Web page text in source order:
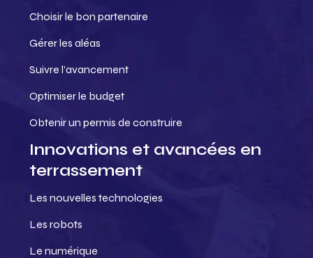
Choisir le bon partenaire
Gérer les aléas
Suivre l’avancement
Optimiser le budget
Obtenir un permis de construire
Innovations et avancées en
terrassement
Les nouvelles technologies
Les robots
Le numérique